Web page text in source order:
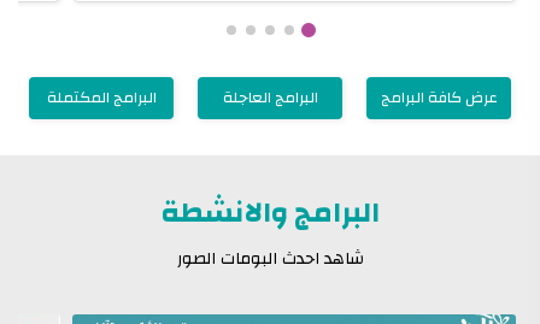
عرض كافة البرامج البرامج العاجلة البرامج المكتملة
البرامج والانشطة
شاهد احدث البومات الصور